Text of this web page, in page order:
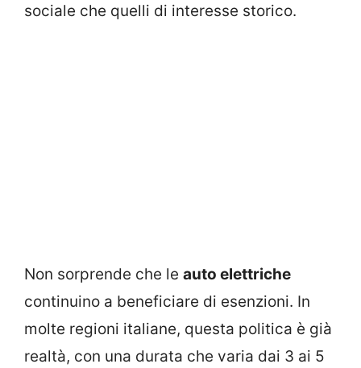
sociale che quelli di interesse storico.
Non sorprende che le auto elettriche
continuino a beneficiare di esenzioni. In
molte regioni italiane, questa politica è già
realtà, con una durata che varia dai 3 ai 5